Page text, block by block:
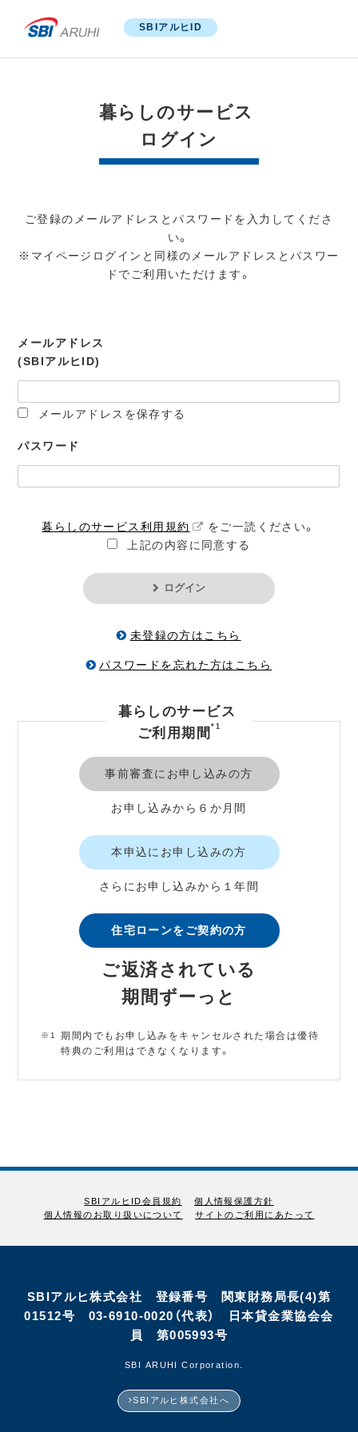
SBIアルヒID
暮らしのサービス
ログイン
ご登録のメールアドレスとパスワードを入力してくださ
い。
※マイページログインと同様のメールアドレスとパスワー
ドでご利用いただけます。
メールアドレス
(SBIアルヒID)
メールアドレスを保存する
パスワード
暮らしのサービス利用規約
をご一読ください。
上記の内容に同意する
ログイン
未登録の方はこちら
パスワードを忘れた方はこちら
暮らしのサービス
ご利用期間 *1
事前審査にお申し込みの方
お申し込みから６か月間
本申込にお申し込みの方
さらにお申し込みから１年間
住宅ローンをご契約の方
ご返済されている
期間ずーっと
期間内でもお申し込みをキャンセルされた場合は優待
特典のご利用はできなくなります。
SBIアルヒID会員規約
個人情報保護方針
個人情報のお取り扱いについて
サイトのご利用にあたって
SBIアルヒ株式会社 登録番号 関東財務局長(4)第
01512号 03-6910-0020（代表） 日本貸金業協会会
員 第005993号
©SBI ARUHI Corporation.
SBIアルヒ株式会社へ